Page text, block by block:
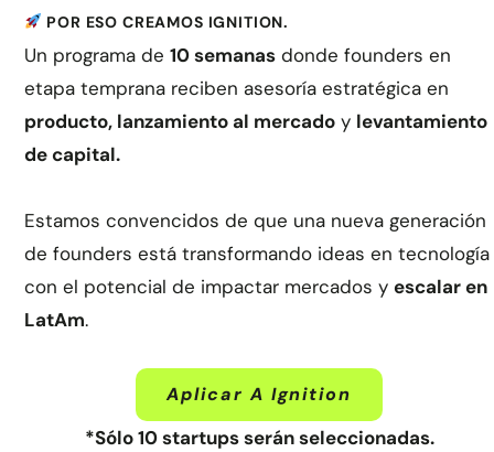
POR ESO CREAMOS IGNITION.
Un programa de10 semanas donde founders en
etapa temprana reciben asesoría estratégica en
producto, lanzamiento al mercado y levantamiento
de capital.
Estamos convencidos de que una nueva generación
de founders está transformando ideas en tecnología
con el potencial de impactar mercados yescalar en
LatAm.
Aplicar A Ignition
*Sólo 10 startups serán seleccionadas.